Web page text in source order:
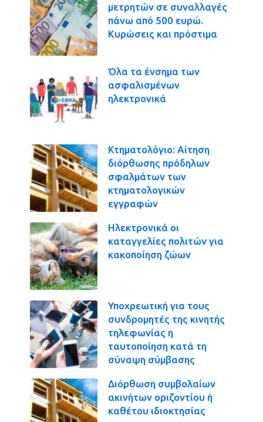
μετρητών σε συναλλαγές
πάνω από 500 ευρώ.
Κυρώσεις και πρόστιμα
Όλα τα ένσημα των
ασφαλισμένων
ηλεκτρονικά
Κτηματολόγιο: Αίτηση
διόρθωσης πρόδηλων
σφαλμάτων των
κτηματολογικών
εγγραφών
Ηλεκτρονικά οι
καταγγελίες πολιτών για
κακοποίηση ζώων
Υποχρεωτική για τους
συνδρομητές της κινητής
τηλεφωνίας η
ταυτοποίηση κατά τη
σύναψη σύμβασης
Διόρθωση συμβολαίων
ακινήτων οριζοντίου ή
καθέτου ιδιοκτησίας